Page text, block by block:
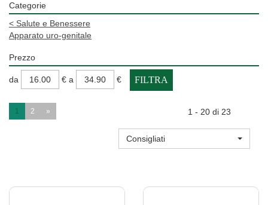
Categorie
< Salute e Benessere
Apparato uro-genitale
Prezzo
filtra
da €
filtra
a €
1 2 » 1 - 20 di 23
Consigliati